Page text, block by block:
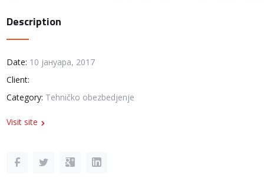
Description
Date: 10 јануара, 2017
Client:
Category: Tehničko obezbedjenje
Visit site